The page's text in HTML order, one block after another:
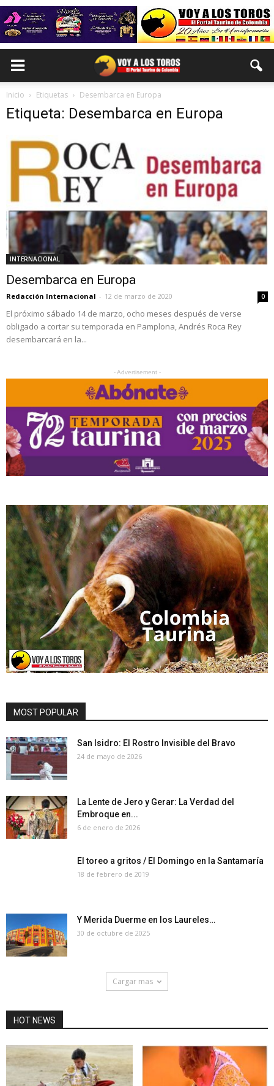
Inicio Etiquetas Desembarca en Europa
Etiqueta: Desembarca en Europa
INTERNACIONAL
Desembarca en Europa
Redacción Internacional - 12 de marzo de 2020 0
El próximo sábado 14 de marzo, ocho meses después de verse
obligado a cortar su temporada en Pamplona, Andrés Roca Rey
desembarcará en la...
- Advertisement -
MOST POPULAR
San Isidro: El Rostro Invisible del Bravo
24 de mayo de 2026
La Lente de Jero y Gerar: La Verdad del
Embroque en...
6 de enero de 2026
El toreo a gritos / El Domingo en la Santamaría
18 de febrero de 2019
Y Merida Duerme en los Laureles…
30 de octubre de 2025
Cargar mas
HOT NEWS